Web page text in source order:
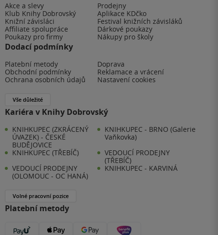
Akce a slevy
Prodejny
Klub Knihy Dobrovský
Aplikace KDčko
Knižní závisláci
Festival knižních závisláků
Affiliate spolupráce
Dárkové poukazy
Poukazy pro firmy
Nákupy pro školy
Dodací podmínky
Platební metody
Doprava
Obchodní podmínky
Reklamace a vrácení
Ochrana osobních údajů
Nastavení cookies
Vše důležité
Kariéra v Knihy Dobrovský
KNIHKUPEC (ZKRÁCENÝ
ÚVAZEK) - ČESKÉ
BUDĚJOVICE
KNIHKUPEC - BRNO (Galerie
Vaňkovka)
KNIHKUPEC (TŘEBÍČ)
VEDOUCÍ PRODEJNY
(TŘEBÍČ)
VEDOUCÍ PRODEJNY
(OLOMOUC - OC HANÁ)
KNIHKUPEC - KARVINÁ
Volné pracovní pozice
Platební metody